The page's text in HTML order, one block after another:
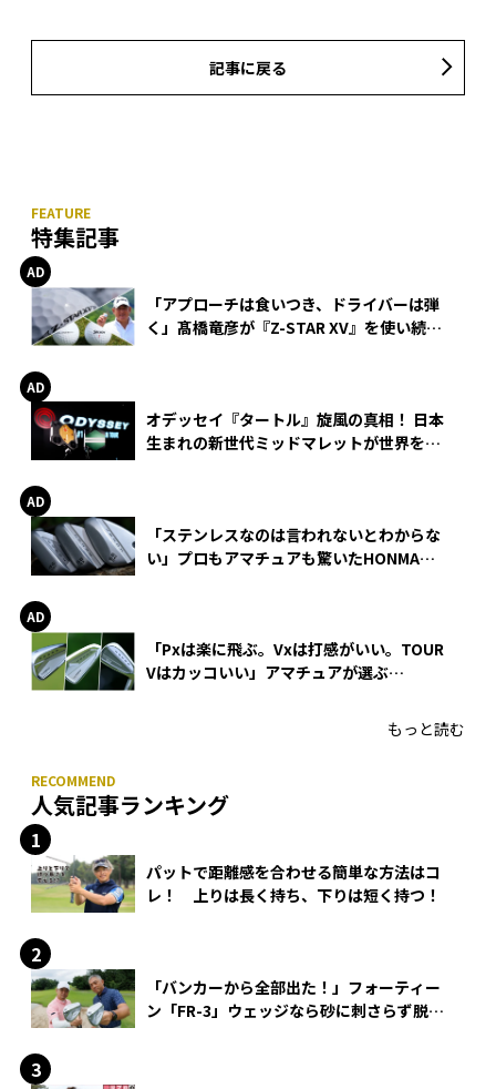
記事に戻る
特集記事
「アプローチは食いつき、ドライバーは弾
く」髙橋竜彦が『Z-STAR XV』を使い続け
オデッセイ『タートル』旋風の真相！ 日本
生まれの新世代ミッドマレットが世界を席
「ステンレスなのは言われないとわからな
い」プロもアマチュアも驚いたHONMA
「Pxは楽に飛ぶ。Vxは打感がいい。TOUR
Vはカッコいい」アマチュアが選ぶ
もっと読む
人気記事ランキング
パットで距離感を合わせる簡単な方法はコ
レ！ 上りは長く持ち、下りは短く持つ！
「バンカーから全部出た！」フォーティー
ン「FR-3」ウェッジなら砂に刺さらず脱出